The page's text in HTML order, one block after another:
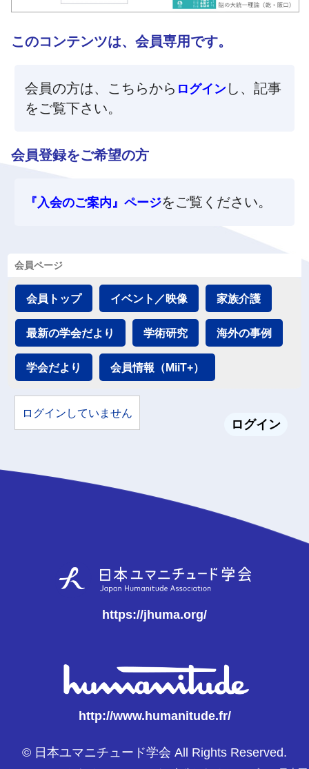
このコンテンツは、会員専用です。
会員の方は、こちらから ログイン し、記事
をご覧下さい。
会員登録をご希望の方
『入会のご案内』ページをご覧ください。
会員ページ
会員トップ イベント／映像 家族介護
最新の学会だより 学術研究 海外の事例
学会だより 会員情報（MiiT+）
ログインしていません
ログイン
https://jhuma.org/
http://www.humanitude.fr/
© 日本ユマニチュード学会 All Rights Reserved.